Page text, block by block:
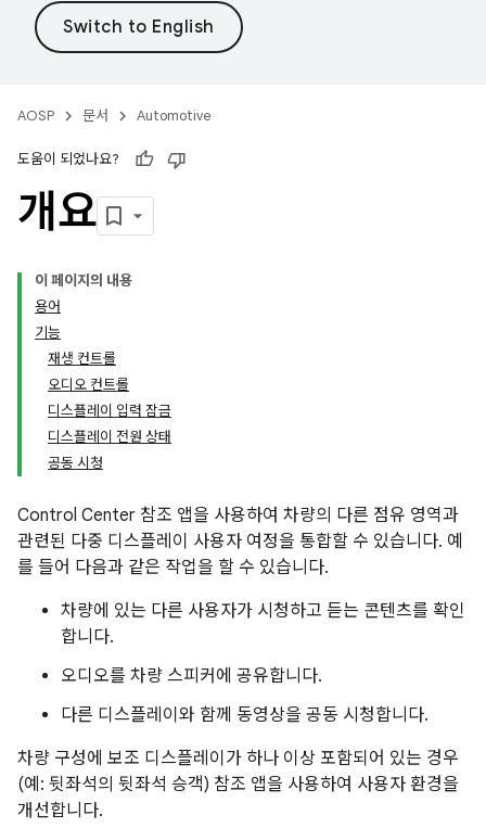
AOSP 문서 Automotive
도움이 되었나요?
개요
이 페이지의 내용
용어
기능
재생 컨트롤
오디오 컨트롤
디스플레이 입력 잠금
디스플레이 전원 상태
공동 시청
Control Center 참조 앱을 사용하여 차량의 다른 점유 영역과
관련된 다중 디스플레이 사용자 여정을 통합할 수 있습니다. 예
를 들어 다음과 같은 작업을 할 수 있습니다.
차량에 있는 다른 사용자가 시청하고 듣는 콘텐츠를 확인
합니다.
오디오를 차량 스피커에 공유합니다.
다른 디스플레이와 함께 동영상을 공동 시청합니다.
차량 구성에 보조 디스플레이가 하나 이상 포함되어 있는 경우
(예: 뒷좌석의 뒷좌석 승객) 참조 앱을 사용하여 사용자 환경을
개선합니다.